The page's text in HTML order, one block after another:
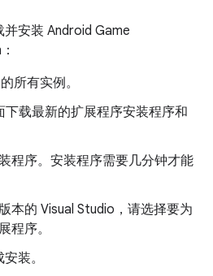
安装 Android Game
所有实例。
下载最新的扩展程序安装程序和
程序。安装程序需要几分钟才能
本的 Visual Studio，请选择要为
程序。
装。